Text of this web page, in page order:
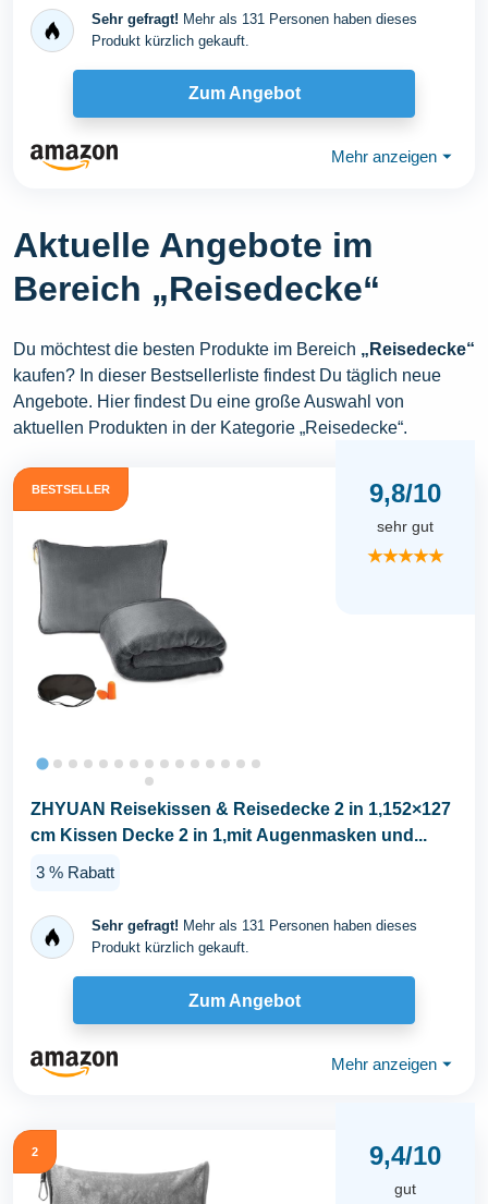
Plaid
Sehr gefragt! Mehr als 131 Personen haben dieses
Produkt kürzlich gekauft.
Zum Angebot
Mehr anzeigen ⏷
Aktuelle Angebote im
Bereich „Reisedecke“
Du möchtest die besten Produkte im Bereich „Reisedecke“
kaufen? In dieser Bestsellerliste findest Du täglich neue
Angebote. Hier findest Du eine große Auswahl von
aktuellen Produkten in der Kategorie „Reisedecke“.
BESTSELLER 9,8/10
sehr gut
★★★★★
ZHYUAN Reisekissen & Reisedecke 2 in 1,152×127
cm Kissen Decke 2 in 1,mit Augenmasken und...
3 % Rabatt
Sehr gefragt! Mehr als 131 Personen haben dieses
Produkt kürzlich gekauft.
Zum Angebot
Mehr anzeigen ⏷
2 9,4/10
gut